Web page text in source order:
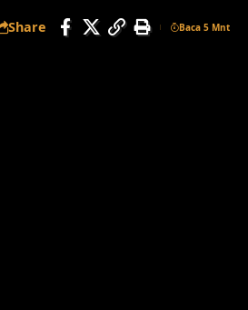
Share Baca 5 Mnt